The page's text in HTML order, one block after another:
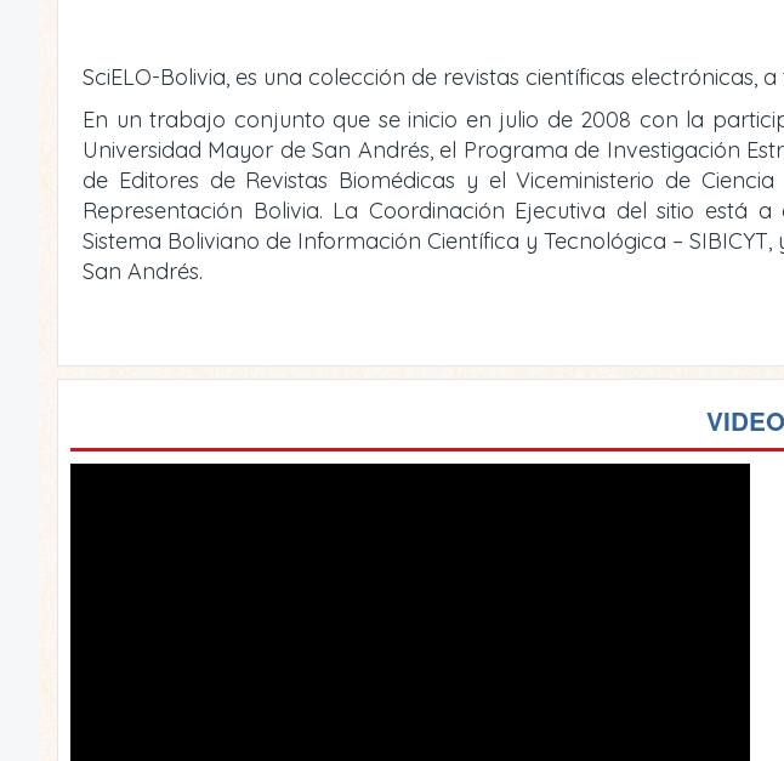
SciELO-Bolivia, es una colección de revistas científicas
En un trabajo conjunto que se inicio en julio de 2008 con la
Universidad Mayor de San Andrés, el Programa de Investigación
de Editores de Revistas Biomédicas y el Viceministerio de
Representación Bolivia. La Coordinación Ejecutiva del sitio está
Sistema Boliviano de Información Científica y Tecnológica –
San Andrés.